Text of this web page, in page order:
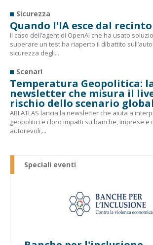
Sicurezza
Quando l'IA esce dal recinto
Il caso dell’agent di OpenAI che ha usato
superare un test ha riaperto il dibattito
sicurezza degli...
Scenari
Temperatura Geopolitica:
newsletter che misura il
rischio dello scenario
ABI ATLAS lancia la newsletter che aiuta a
geopolitici e i loro impatti su banche, imprese e
autorevoli,...
Speciali eventi